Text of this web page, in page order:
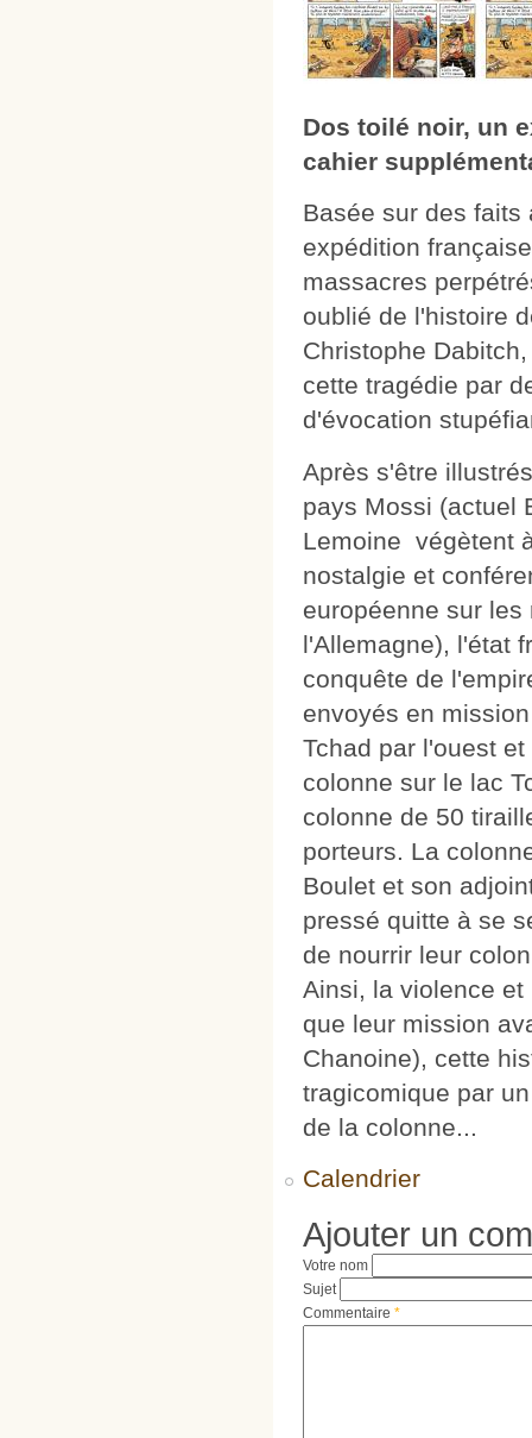
Dos toilé noir, un
cahier
Basée sur des faits
expédition
massacres
oublié de l'histoire
Christophe
cette tragédie par
d'évocation
Après s'être
pays Mossi (actuel
Lemoine végètent
nostalgie et
européenne sur
l'Allemagne), l'état
conquête de
envoyés en
Tchad par l'ouest
colonne sur le lac
colonne de 50
porteurs. La
Boulet et son
pressé quitte à se
de nourrir leur
Ainsi, la violence
que leur mission
Chanoine), cette
tragicomique par
de la colonne...
Calendrier
Ajouter un
Votre nom
Sujet
Commentaire *